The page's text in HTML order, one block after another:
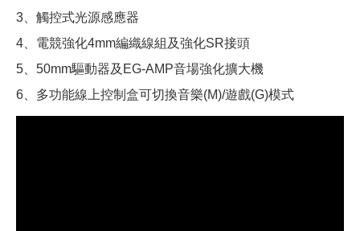
3、觸控式光源感應器
4、電競強化4mm編織線組及強化SR接頭
5、50mm驅動器及EG-AMP音場強化擴大機
6、多功能線上控制盒可切換音樂(M)/遊戲(G)模式